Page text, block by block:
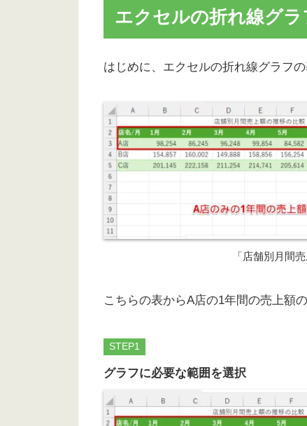
エクセルの折れ線グ
はじめに、エクセルの折れ線グラフ
「店舗別月間
こちらの表からA店の1年間の売上額
STEP
グラフに必要な範囲を選択